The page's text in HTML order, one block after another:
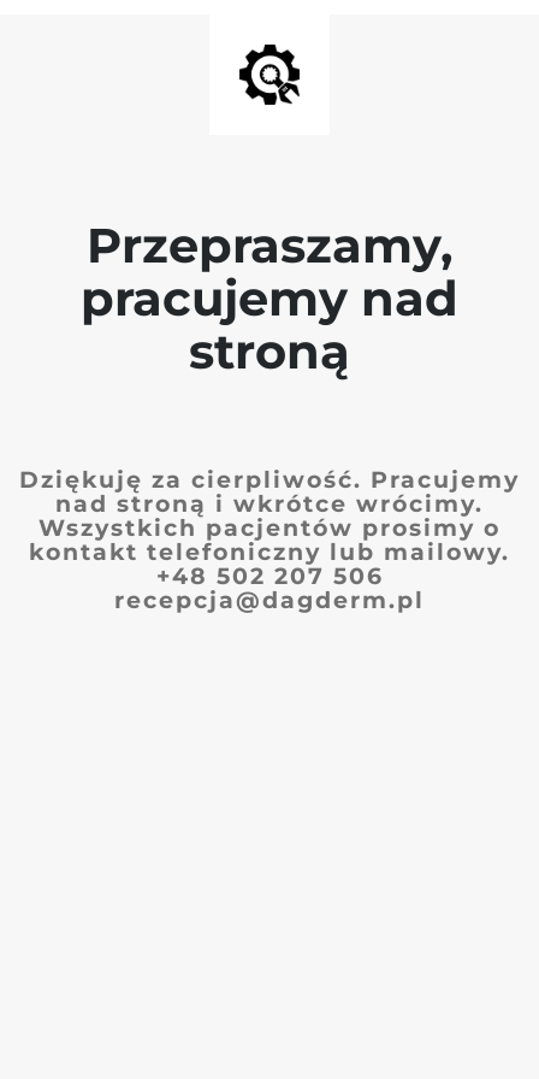
Przepraszamy,
pracujemy nad
stroną
Dziękuję za cierpliwość. Pracujemy
nad stroną i wkrótce wrócimy.
Wszystkich pacjentów prosimy o
kontakt telefoniczny lub mailowy.
+48 502 207 506
recepcja@dagderm.pl